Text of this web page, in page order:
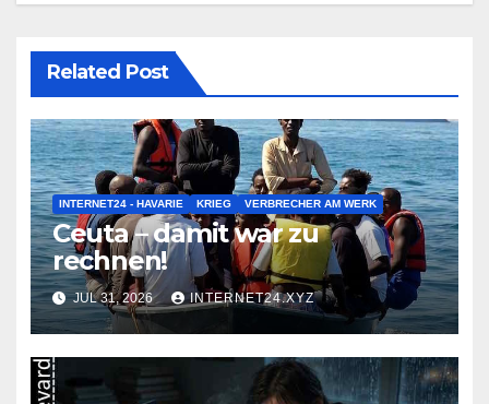
Related Post
INTERNET24 - HAVARIE KRIEG VERBRECHER AM WERK
Ceuta – damit war zu
rechnen!
JUL 31, 2026 INTERNET24.XYZ